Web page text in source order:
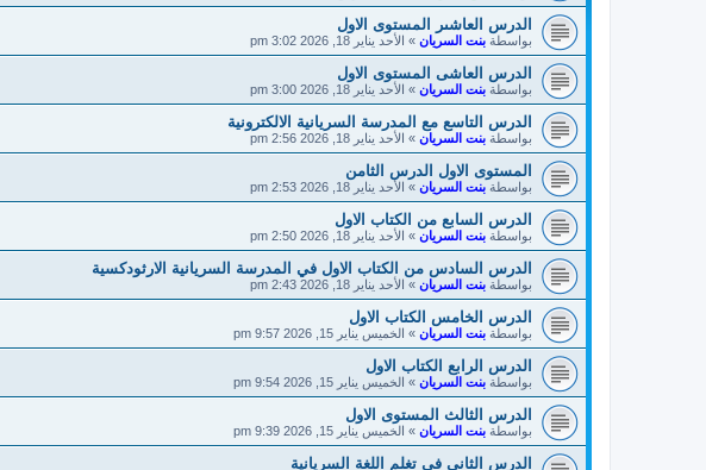
الدرس العاشىر المستوى الاول
بواسطة بنت السريان » الأحد يناير 18, 2026 3:02 pm
الدرس العاشى المستوى الاول
بواسطة بنت السريان » الأحد يناير 18, 2026 3:00 pm
الدرس التاسع مع المدرسة السريانية الالكترونية
بواسطة بنت السريان » الأحد يناير 18, 2026 2:56 pm
المستوى الاول الدرس الثامن
بواسطة بنت السريان » الأحد يناير 18, 2026 2:53 pm
الدرس السابع من الكتاب الاول
بواسطة بنت السريان » الأحد يناير 18, 2026 2:50 pm
الدرس السادس من الكتاب الاول في المدرسة السريانية الارثودكسية
بواسطة بنت السريان » الأحد يناير 18, 2026 2:43 pm
الدرس الخامس الكتاب الاول
بواسطة بنت السريان » الخميس يناير 15, 2026 9:57 pm
الدرس الرابع الكتاب الاول
بواسطة بنت السريان » الخميس يناير 15, 2026 9:54 pm
الدرس الثالث المستوى الاول
بواسطة بنت السريان » الخميس يناير 15, 2026 9:39 pm
الدرس الثاني في تغلم اللغة السريانية